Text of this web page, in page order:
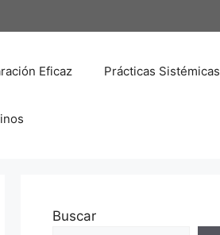
Eficaz Prácticas Sistémicas
Buscar